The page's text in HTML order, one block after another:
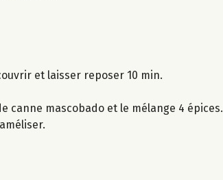
et laisser reposer 10 min.
canne mascobado et le mélange 4 épices.